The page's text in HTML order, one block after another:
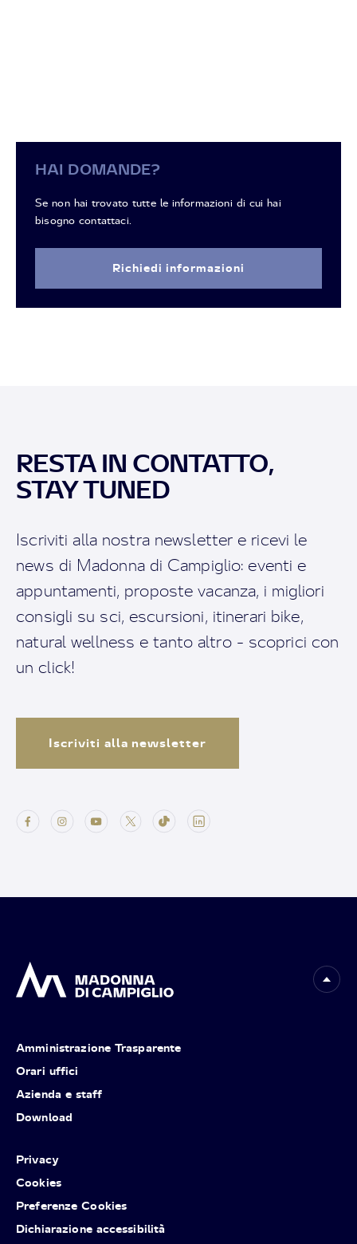
HAI DOMANDE?
Se non hai trovato tutte le informazioni di cui hai
bisogno contattaci.
Richiedi informazioni
RESTA IN CONTATTO,
STAY TUNED
Iscriviti alla nostra newsletter e ricevi le
news di Madonna di Campiglio: eventi e
appuntamenti, proposte vacanza, i migliori
consigli su sci, escursioni, itinerari bike,
natural wellness e tanto altro - scoprici con
un click!
Iscriviti alla newsletter
Amministrazione Trasparente
Orari uffici
Azienda e staff
Download
Privacy
Cookies
Preferenze Cookies
Dichiarazione accessibilità